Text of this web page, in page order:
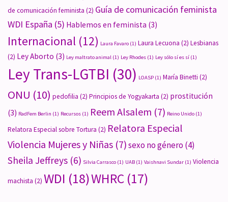
de comunicación feminista (2) Guía de comunicación feminista
WDI España (5) Hablemos en feminista (3)
Internacional (12) Laura Favaro (1) Laura Lecuona (2) Lesbianas
(2) Ley Aborto (3) Ley maltrato animal (1) Ley Rhodes (1) Ley sólo sí es sí (1)
Ley Trans-LGTBI (30) LOASP (1) María Binetti (2)
ONU (10) pedofilia (2) Principios de Yogyakarta (2) prostitución
(3) RadFem Berlin (1) Recursos (1) Reem Alsalem (7) Reino Unido (1)
Relatora Especial sobre Tortura (2) Relatora Especial
Violencia Mujeres y Niñas (7)sexo no género(4)
Sheila Jeffreys (6) Silvia Carrasco (1) UAB (1) Vaishnavi Sundar (1) Violencia
machista (2) WDI (18)WHRC (17)